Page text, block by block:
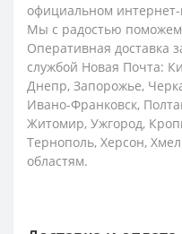
официальном
Мы с радостью
Оперативная доставка
службой Новая Почта:
Днепр, Запорожье,
Ивано-Франковск,
Житомир, Ужгород,
Тернополь, Херсон,
областям.